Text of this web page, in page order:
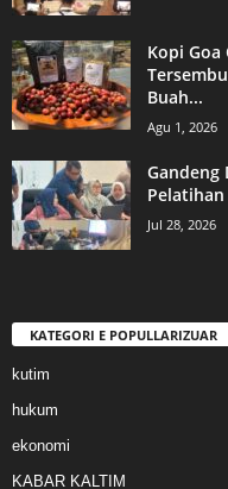
Kopi Goa
Buah...
Agu 1, 2026
Gandeng
Pelatihan
Jul 28, 2026
KATEGORI E POPULLARIZUAR
kutim
hukum
ekonomi
KABAR KALTIM